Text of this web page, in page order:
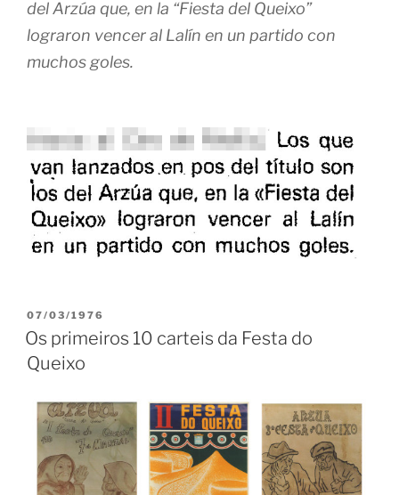
del Arzúa que, en la “Fiesta del Queixo”
lograron vencer al Lalín en un partido con
muchos goles.
PUBLICADO
EN
07/03/1976
Os primeiros 10 carteis da Festa do
Queixo